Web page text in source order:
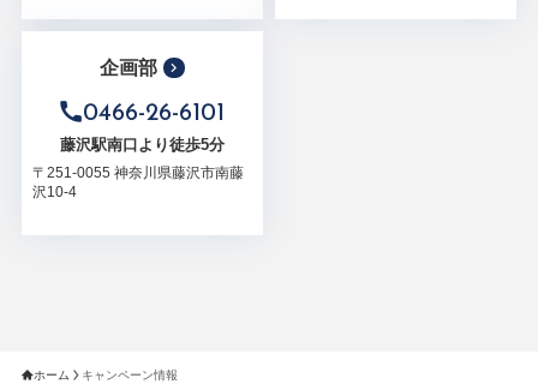
企画部
0466-26-6101
藤沢駅南口より徒歩5分
〒251-0055 神奈川県藤沢市南藤
沢10-4
ホーム キャンペーン情報